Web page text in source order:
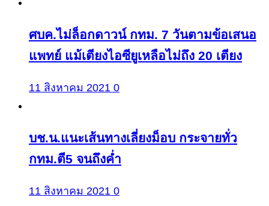
ศบค.ไม่ล็อกดาวน์ กทม. 7 วันตามข้อเสนอ
แพทย์ แม้เตียงไอซียูเหลือไม่ถึง 20 เตียง
11 สิงหาคม 2021 0
บช.น.แนะเส้นทางเลี่ยงม็อบ กระจายทั่ว
กทม.ตี5 จนถึงค่ำ
11 สิงหาคม 2021 0